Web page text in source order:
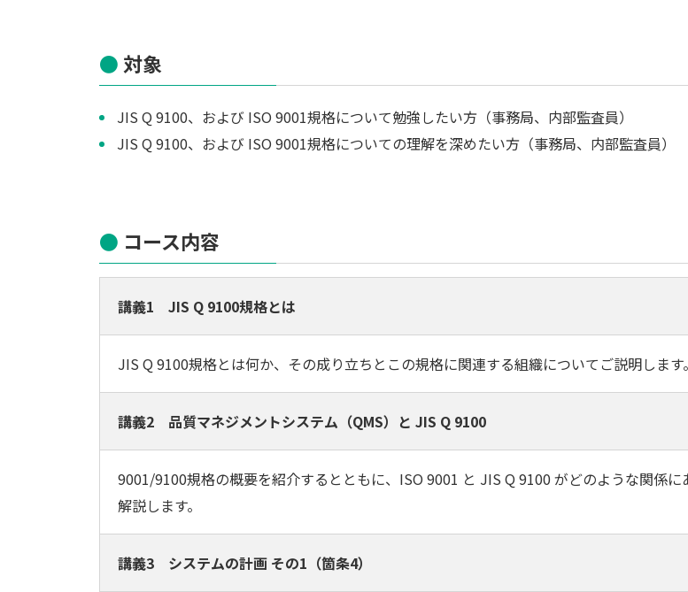
対象
JIS Q 9100、および ISO 9001規格について勉強したい方（事務局、内部監査員）
JIS Q 9100、および ISO 9001規格についての理解を深めたい方（事務局、内部監査員）
コース内容
講義1 JIS Q 9100規格とは
JIS Q 9100規格とは何か、その成り立ちとこの規格に関連する組織についてご説明します。
講義2 品質マネジメントシステム（QMS）と JIS Q 9100
9001/9100規格の概要を紹介するとともに、ISO 9001 と JIS Q 9100 がどのような関係
解説します。
講義3 システムの計画 その1（箇条4）